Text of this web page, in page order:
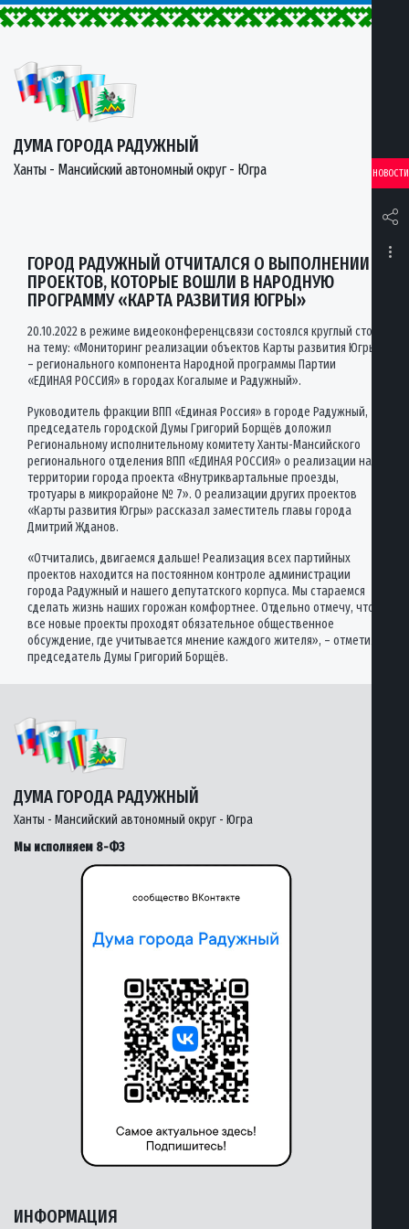
ДУМА ГОРОДА РАДУЖНЫЙ
Ханты - Мансийский автономный округ - Югра НОВОСТИ
ГОРОД РАДУЖНЫЙ ОТЧИТАЛСЯ О ВЫПОЛНЕНИИ
ПРОЕКТОВ, КОТОРЫЕ ВОШЛИ В НАРОДНУЮ
ПРОГРАММУ «КАРТА РАЗВИТИЯ ЮГРЫ»
20.10.2022 в режиме видеоконференцсвязи состоялся круглый стол
на тему: «Мониторинг реализации объектов Карты развития Югры
– регионального компонента Народной программы Партии
«ЕДИНАЯ РОССИЯ» в городах Когалыме и Радужный».
Руководитель фракции ВПП «Единая Россия» в городе Радужный,
председатель городской Думы Григорий Борщёв доложил
Региональному исполнительному комитету Ханты-Мансийского
регионального отделения ВПП «ЕДИНАЯ РОССИЯ» о реализации на
территории города проекта «Внутриквартальные проезды,
тротуары в микрорайоне № 7». О реализации других проектов
«Карты развития Югры» рассказал заместитель главы города
Дмитрий Жданов.
«Отчитались, двигаемся дальше! Реализация всех партийных
проектов находится на постоянном контроле администрации
города Радужный и нашего депутатского корпуса. Мы стараемся
сделать жизнь наших горожан комфортнее. Отдельно отмечу, что
все новые проекты проходят обязательное общественное
обсуждение, где учитывается мнение каждого жителя», – отметил
председатель Думы Григорий Борщёв.
ДУМА ГОРОДА РАДУЖНЫЙ
Ханты - Мансийский автономный округ - Югра
Мы исполняем 8-ФЗ
ИНФОРМАЦИЯ